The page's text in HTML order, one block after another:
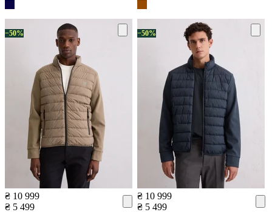
−50%
₴ 10 999
₴ 5 499
−50%
₴ 10 999
₴ 5 499